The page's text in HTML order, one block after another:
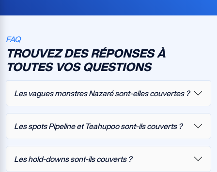
FAQ
TROUVEZ DES RÉPONSES À
TOUTES VOS QUESTIONS
Les vagues monstres Nazaré sont-elles couvertes ?
Les spots Pipeline et Teahupoo sont-ils couverts ?
Les hold-downs sont-ils couverts ?